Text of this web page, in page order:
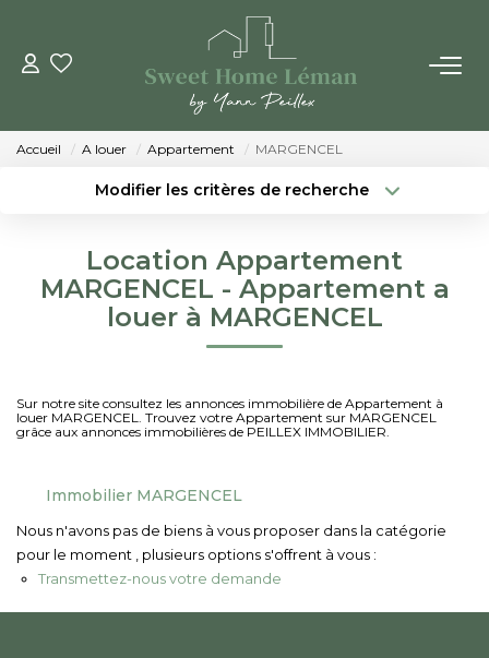
ACHETER
VENDRE
Qui Sommes-Nous
Nous Rejoindre
CONTACT
Accueil A louer Appartement MARGENCEL
Modifier les critères de recherche
Surface min Budget max
Plus de critères Créer une alerte
Location Appartement
MARGENCEL - Appartement a
louer à MARGENCEL
Sur notre site consultez les annonces immobilière de Appartement à
louer MARGENCEL. Trouvez votre Appartement sur MARGENCEL
grâce aux annonces immobilières de PEILLEX IMMOBILIER.
Immobilier MARGENCEL
Nous n'avons pas de biens à vous proposer dans la catégorie
pour le moment , plusieurs options s'offrent à vous :
Transmettez-nous votre demande